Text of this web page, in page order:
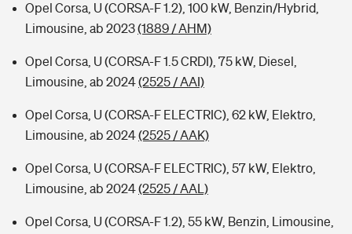
Opel Corsa, U (CORSA-F 1.2), 100 kW, Benzin/Hybrid,
Limousine, ab 2023(1889 / AHM)
Opel Corsa, U (CORSA-F 1.5 CRDI), 75 kW, Diesel,
Limousine, ab 2024(2525 / AAI)
Opel Corsa, U (CORSA-F ELECTRIC), 62 kW, Elektro,
Limousine, ab 2024(2525 / AAK)
Opel Corsa, U (CORSA-F ELECTRIC), 57 kW, Elektro,
Limousine, ab 2024(2525 / AAL)
Opel Corsa, U (CORSA-F 1.2), 55 kW, Benzin, Limousine,